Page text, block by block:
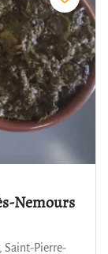
Nemours
Saint-Pierre-